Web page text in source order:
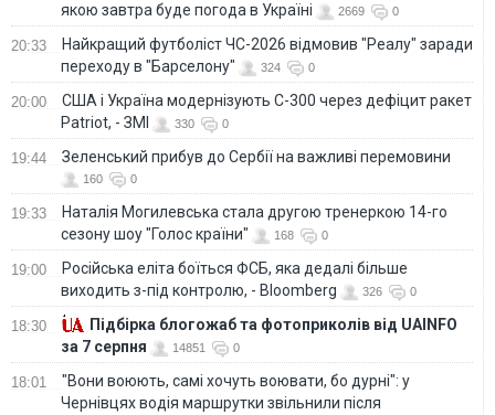
якою завтра буде погода в Україні
2669 0
20:33
Найкращий футболіст ЧС-2026 відмовив "Реалу" заради
переходу в "Барселону"
324 0
20:00
США і Україна модернізують С-300 через дефіцит ракет
Patriot, - ЗМІ
330 0
19:44 Зеленський прибув до Сербії на важливі перемовини
160 0
19:33
Наталія Могилевська стала другою тренеркою 14-го
сезону шоу "Голос країни"
168 0
19:00
Російська еліта боїться ФСБ, яка дедалі більше
виходить з-під контролю, - Bloomberg
326 0
18:30
Підбірка блогожаб та фотоприколів від UAINFO
за 7 серпня
14851 0
18:01
"Вони воюють, самі хочуть воювати, бо дурні": у
Чернівцях водія маршрутки звільнили після